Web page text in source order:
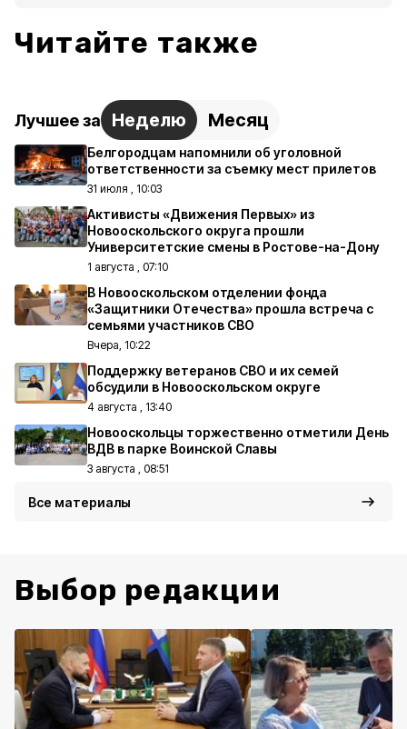
Читайте также
Лучшее за Неделю Месяц
Белгородцам напомнили об уголовной
ответственности за съемку мест прилетов
31 июля , 10:03
Активисты «Движения Первых» из
Новооскольского округа прошли
Университетские смены в Ростове-на-Дону
1 августа , 07:10
В Новооскольском отделении фонда
«Защитники Отечества» прошла встреча с
семьями участников СВО
Вчера, 10:22
Поддержку ветеранов СВО и их семей
обсудили в Новооскольском округе
4 августа , 13:40
Новооскольцы торжественно отметили День
ВДВ в парке Воинской Славы
3 августа , 08:51
Все материалы
Выбор редакции